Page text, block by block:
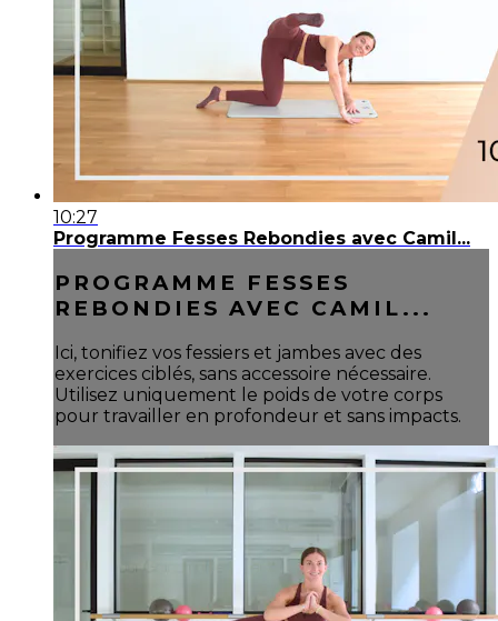
10:27
Programme Fesses Rebondies avec Camil...
PROGRAMME FESSES
REBONDIES AVEC CAMIL...
Ici, tonifiez vos fessiers et jambes avec des
exercices ciblés, sans accessoire nécessaire.
Utilisez uniquement le poids de votre corps
pour travailler en profondeur et sans impacts.